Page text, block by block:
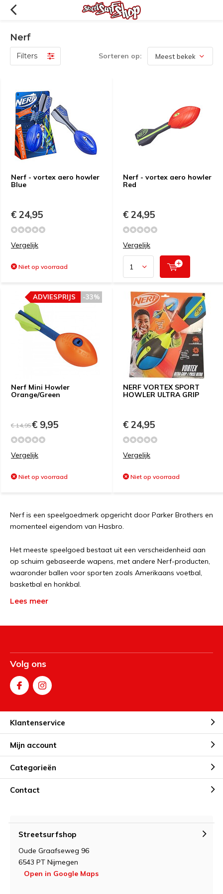
Nerf
Filters Sorteren op:
Nerf - vortex aero howler
Blue
€ 24,95
Vergelijk
Niet op voorraad
Nerf - vortex aero howler
Red
€ 24,95
Vergelijk
Nerf Mini Howler
Orange/Green
-33%
ADVIESPRIJS
€ 14,95€ 9,95
Vergelijk
Niet op voorraad
NERF VORTEX SPORT
HOWLER ULTRA GRIP
€ 24,95
Vergelijk
Niet op voorraad
Nerf is een speelgoedmerk opgericht door Parker Brothers en
momenteel eigendom van Hasbro.
Het meeste speelgoed bestaat uit een verscheidenheid aan
op schuim gebaseerde wapens, met andere Nerf-producten,
waaronder ballen voor sporten zoals Amerikaans voetbal,
basketbal en honkbal.
Hun primaire slogan, voor het eerst geïntroduceerd in de
jaren 1990, is "It's Nerf or Nothin'!".
Lees meer
Volg ons
Klantenservice
Mijn account
Categorieën
Contact
Streetsurfshop
Oude Graafseweg 96
6543 PT Nijmegen
Open in Google Maps